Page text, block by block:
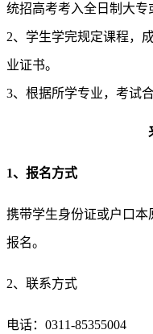
统招高考考入全日制大专
2、学生学完规定课程，
业证书。
3、根据所学专业，考试
1、报名方式
携带学生身份证或户口
报名。
2、联系方式
电话：0311-85355004